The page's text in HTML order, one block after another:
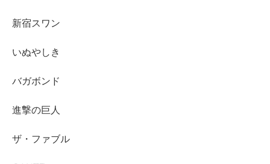
新宿スワン
いぬやしき
バガボンド
進撃の巨人
ザ・ファブル